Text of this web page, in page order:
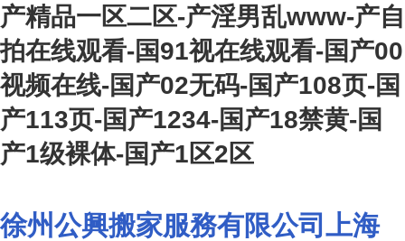
产精品一区二区-产淫男乱www-产自
拍在线观看-国91视在线观看-国产00
视频在线-国产02无码-国产108页-国
产113页-国产1234-国产18禁黄-国
产1级裸体-国产1区2区
徐州公興搬家服務有限公司上海